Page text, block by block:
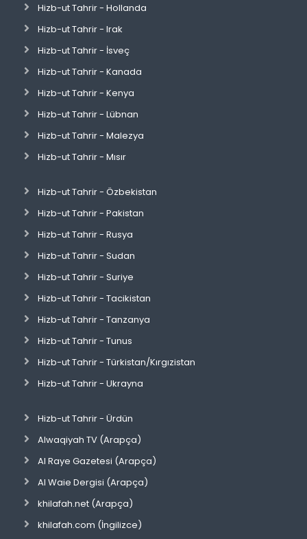
Hizb-ut Tahrir - Hollanda
Hizb-ut Tahrir - Irak
Hizb-ut Tahrir - İsveç
Hizb-ut Tahrir - Kanada
Hizb-ut Tahrir - Kenya
Hizb-ut Tahrir - Lübnan
Hizb-ut Tahrir - Malezya
Hizb-ut Tahrir - Mısır
Hizb-ut Tahrir - Özbekistan
Hizb-ut Tahrir - Pakistan
Hizb-ut Tahrir - Rusya
Hizb-ut Tahrir - Sudan
Hizb-ut Tahrir - Suriye
Hizb-ut Tahrir - Tacikistan
Hizb-ut Tahrir - Tanzanya
Hizb-ut Tahrir - Tunus
Hizb-ut Tahrir - Türkistan/Kırgızistan
Hizb-ut Tahrir - Ukrayna
Hizb-ut Tahrir - Ürdün
Alwaqiyah TV (Arapça)
Al Raye Gazetesi (Arapça)
Al Waie Dergisi (Arapça)
khilafah.net (Arapça)
khilafah.com (İngilizce)